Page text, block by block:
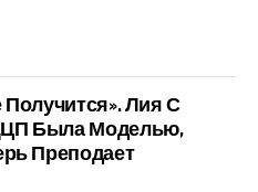
Лия С
Была Моделью,
Преподает